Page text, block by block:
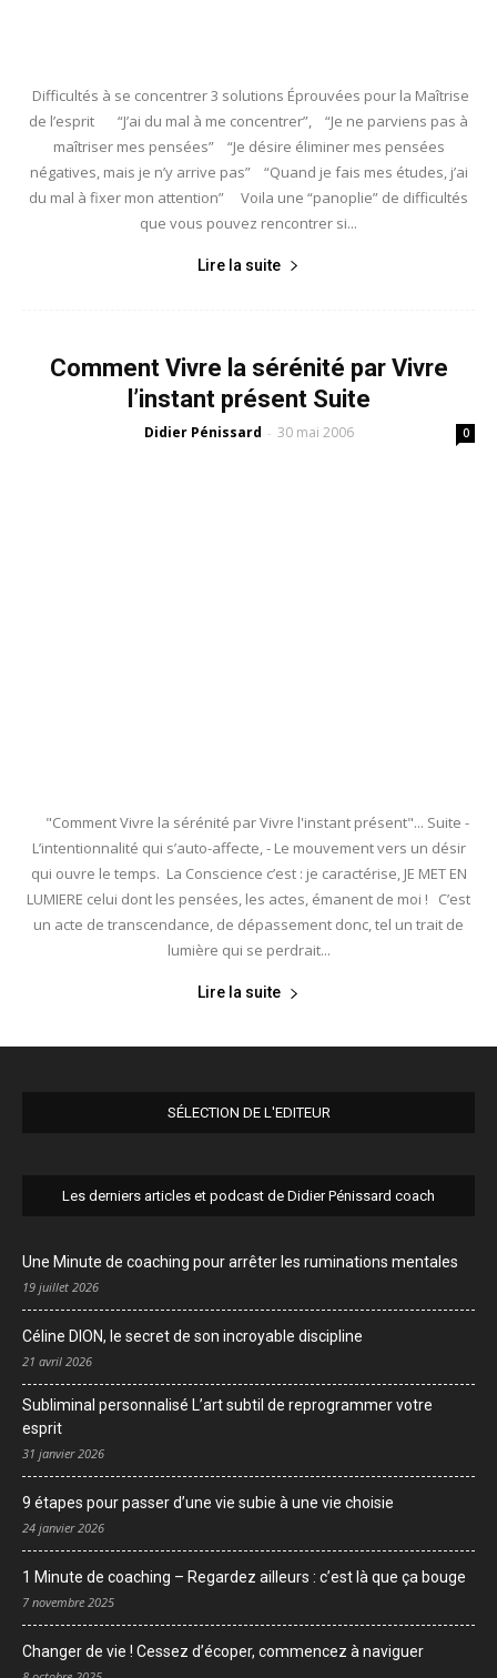
Difficultés à se concentrer 3 solutions Éprouvées pour la Maîtrise
de l’esprit “J’ai du mal à me concentrer”, “Je ne parviens pas à
maîtriser mes pensées” “Je désire éliminer mes pensées
négatives, mais je n’y arrive pas” “Quand je fais mes études, j’ai
du mal à fixer mon attention” Voila une “panoplie” de difficultés
que vous pouvez rencontrer si...
Lire la suite
Comment Vivre la sérénité par Vivre
l’instant présent Suite
Didier Pénissard - 30 mai 2006 0
"Comment Vivre la sérénité par Vivre l'instant présent"... Suite -
L’intentionnalité qui s’auto-affecte, - Le mouvement vers un désir
qui ouvre le temps. La Conscience c’est : je caractérise, JE MET EN
LUMIERE celui dont les pensées, les actes, émanent de moi ! C’est
un acte de transcendance, de dépassement donc, tel un trait de
lumière qui se perdrait...
Lire la suite
SÉLECTION DE L'EDITEUR
Les derniers articles et podcast de Didier Pénissard coach
Une Minute de coaching pour arrêter les ruminations mentales
19 juillet 2026
Céline DION, le secret de son incroyable discipline
21 avril 2026
Subliminal personnalisé L’art subtil de reprogrammer votre
esprit
31 janvier 2026
9 étapes pour passer d’une vie subie à une vie choisie
24 janvier 2026
1 Minute de coaching – Regardez ailleurs : c’est là que ça bouge
7 novembre 2025
Changer de vie ! Cessez d’écoper, commencez à naviguer